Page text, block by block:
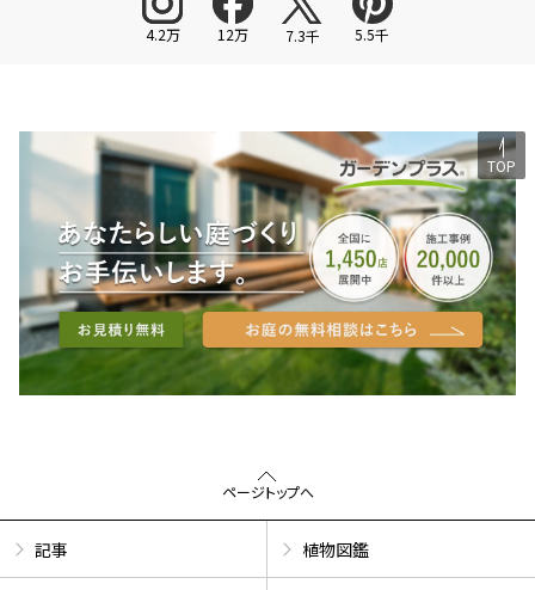
4.2万 12万 7.3千 5.5千
TOP
ページトップへ
記事 植物図鑑